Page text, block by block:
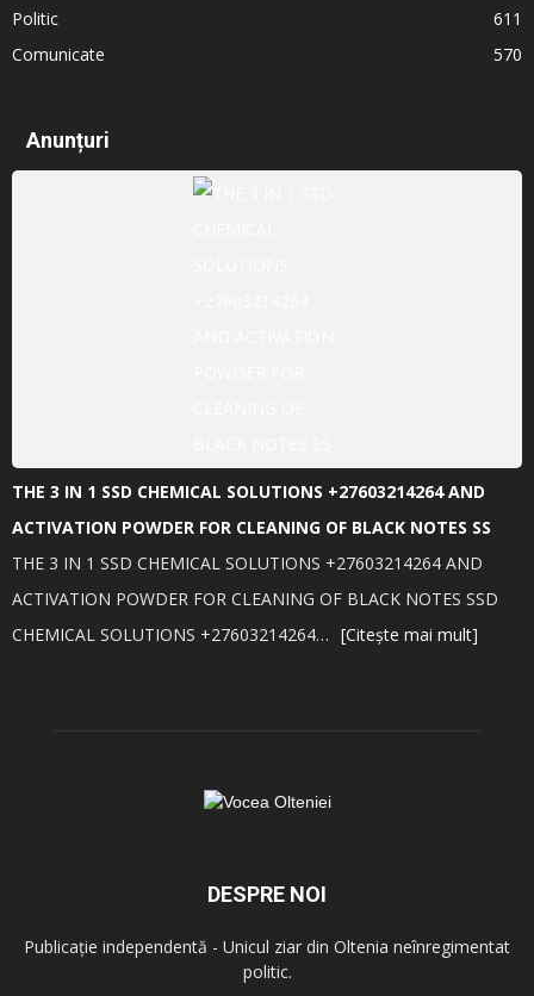
Politic
611
Comunicate
570
Anunțuri
THE 3 IN 1 SSD CHEMICAL SOLUTIONS +27603214264 AND
ACTIVATION POWDER FOR CLEANING OF BLACK NOTES SS
THE 3 IN 1 SSD CHEMICAL SOLUTIONS +27603214264 AND
ACTIVATION POWDER FOR CLEANING OF BLACK NOTES SSD
CHEMICAL SOLUTIONS +27603214264… [Citește mai mult]
DESPRE NOI
Publicație independentă - Unicul ziar din Oltenia neînregimentat
politic.